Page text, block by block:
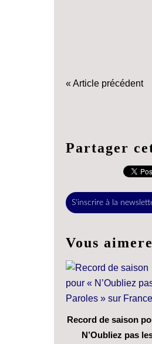
« Article précédent
Partager
S'inscrire à la
Vous
Record de saison
N’Oubliez pas